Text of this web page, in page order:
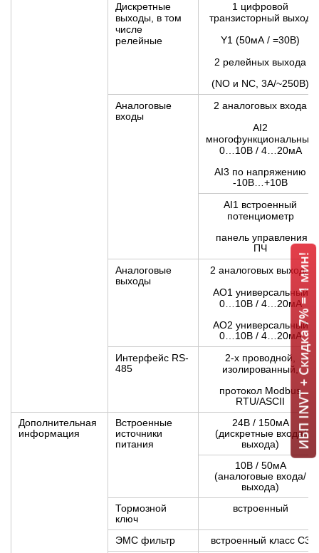
Дискретные
выходы, в том
числе
релейные
1 цифровой
транзисторный выход
Y1 (50мА / =30В)
2 релейных выхода
(NO и NC, 3A/~250В)
Аналоговые
входы
2 аналоговых входа
AI2
многофункциональный
0…10В / 4…20мА
AI3 по напряжению
-10В…+10В
AI1 встроенный
потенциометр
панель управления
ПЧ
Аналоговые
выходы
2 аналоговых выхода
АО1 универсальный
0…10В / 4…20мА
АО2 универсальный
0…10В / 4…20мА
Интерфейс RS-
485
2-х проводной,
изолированный,
протокол Modbus
RTU/ASCII
Дополнительная
информация
Встроенные
источники
питания
24В / 150мА
(дискретные входа/
выхода)
10В / 50мА
(аналоговые входа/
выхода)
Тормозной
ключ
встроенный
ЭМС фильтр встроенный класс С3
ИБП INVT + Скидка 7% = 1 мин!